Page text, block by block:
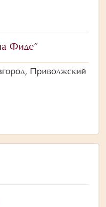
Фиде”
Приволжский